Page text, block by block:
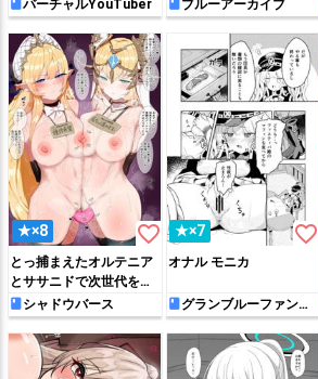
バーチャルYouTuber ブルーアーカイブ
★×8 favorite_border
とっ捕まえたオルテニア
とササニドで次世代を作
るぞシャドウバース
★×7 favorite_border
オナル モニカ
グランブルーファンタ
ジー